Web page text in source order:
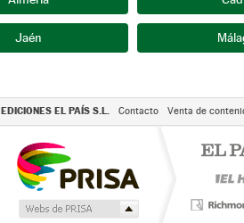
Jaén
EDICIONES EL PAÍS S.L. Contacto Venta de